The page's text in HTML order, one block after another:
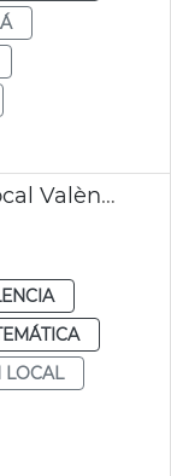
Destrucción armas Policía Local València
LOCAL